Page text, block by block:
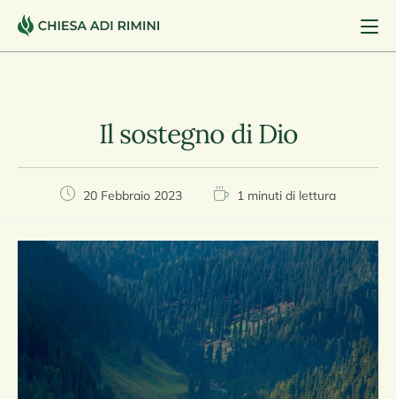
Il sostegno di Dio
20 Febbraio 2023 1 minuti di lettura